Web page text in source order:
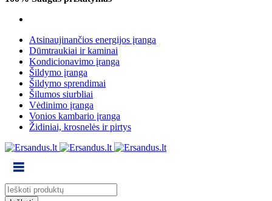
Atsinaujinančios energijos įranga
Dūmtraukiai ir kaminai
Kondicionavimo įranga
Šildymo įranga
Šildymo sprendimai
Šilumos siurbliai
Vėdinimo įranga
Vonios kambario įranga
Židiniai, krosnelės ir pirtys